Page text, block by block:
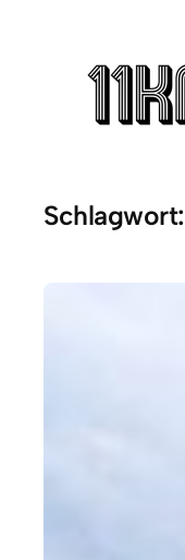
Schlagwort: